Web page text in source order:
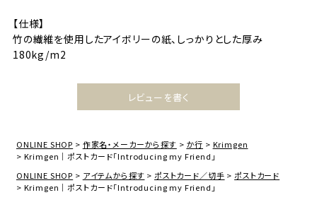
【仕様】
竹の繊維を使用したアイボリーの紙、しっかりとした厚み
180kg/m2
レビューを書く
ONLINE SHOP 作家名・メーカーから探す か行
Krimgen
Krimgen｜ポストカード「Introducing my Friend」
ONLINE SHOP
アイテムから探す ポストカード／切手
ポストカード
Krimgen｜ポストカード「Introducing my Friend」